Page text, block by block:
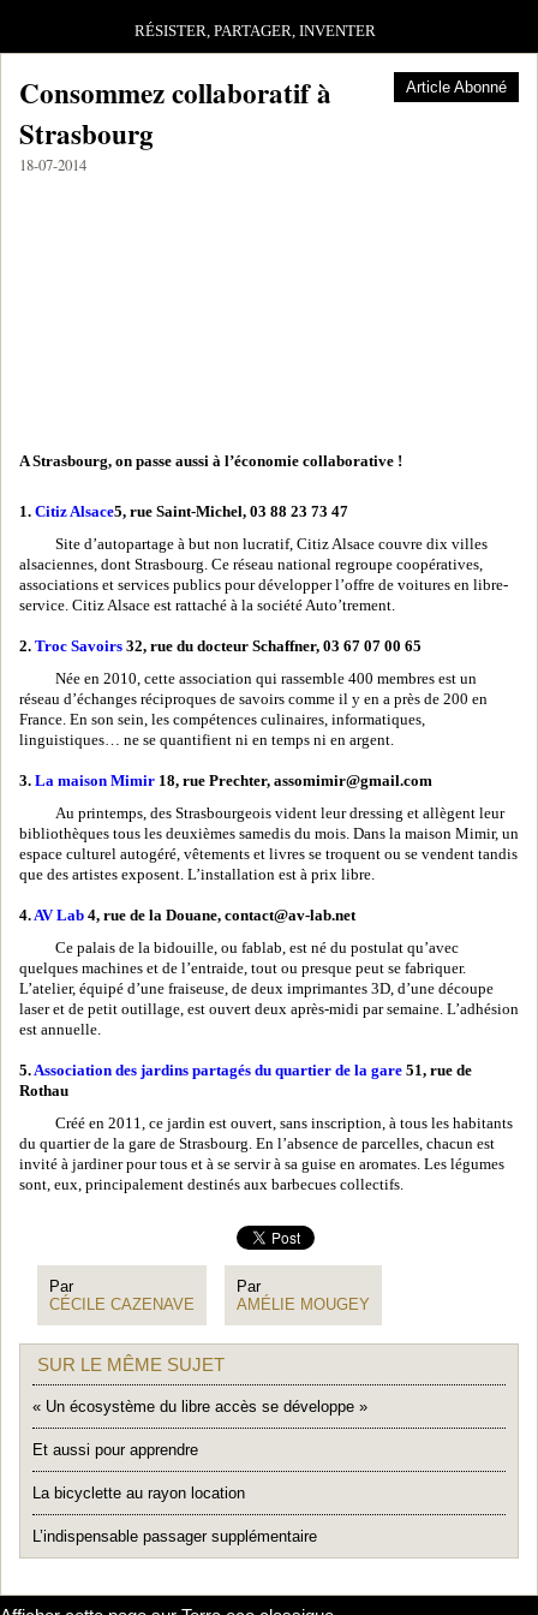
RÉSISTER, PARTAGER, INVENTER
Article Abonné
Consommez collaboratif à
Strasbourg
18-07-2014
A Strasbourg, on passe aussi à l’économie collaborative !
1. Citiz Alsace5, rue Saint-Michel, 03 88 23 73 47
Site d’autopartage à but non lucratif, Citiz Alsace couvre dix villes
alsaciennes, dont Strasbourg. Ce réseau national regroupe coopératives,
associations et services publics pour développer l’offre de voitures en libre-
service. Citiz Alsace est rattaché à la société Auto’trement.
2. Troc Savoirs 32, rue du docteur Schaffner, 03 67 07 00 65
Née en 2010, cette association qui rassemble 400 membres est un
réseau d’échanges réciproques de savoirs comme il y en a près de 200 en
France. En son sein, les compétences culinaires, informatiques,
linguistiques… ne se quantifient ni en temps ni en argent.
3. La maison Mimir 18, rue Prechter, assomimir@gmail.com
Au printemps, des Strasbourgeois vident leur dressing et allègent leur
bibliothèques tous les deuxièmes samedis du mois. Dans la maison Mimir, un
espace culturel autogéré, vêtements et livres se troquent ou se vendent tandis
que des artistes exposent. L’installation est à prix libre.
4.AV Lab 4, rue de la Douane, contact@av-lab.net
Ce palais de la bidouille, ou fablab, est né du postulat qu’avec
quelques machines et de l’entraide, tout ou presque peut se fabriquer.
L’atelier, équipé d’une fraiseuse, de deux imprimantes 3D, d’une découpe
laser et de petit outillage, est ouvert deux après-midi par semaine. L’adhésion
est annuelle.
5.Association des jardins partagés du quartier de la gare 51, rue de
Rothau
Créé en 2011, ce jardin est ouvert, sans inscription, à tous les habitants
du quartier de la gare de Strasbourg. En l’absence de parcelles, chacun est
invité à jardiner pour tous et à se servir à sa guise en aromates. Les légumes
sont, eux, principalement destinés aux barbecues collectifs.
Par
CÉCILE CAZENAVE
Par
AMÉLIE MOUGEY
SUR LE MÊME SUJET
« Un écosystème du libre accès se développe »
Et aussi pour apprendre
La bicyclette au rayon location
L’indispensable passager supplémentaire